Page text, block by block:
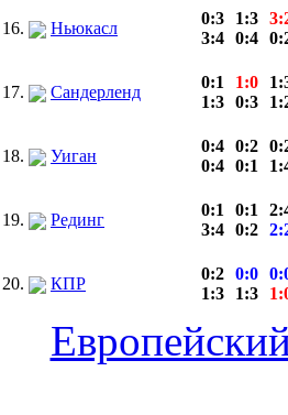
16. Ньюкасл
0:3
3:4
1:3
0:4
17. Сандерленд
0:1
1:3
1:0
0:3
18. Уиган
0:4
0:4
0:2
0:1
19. Рединг
0:1
3:4
0:1
0:2
20. КПР
0:2
1:3
0:0
1:3